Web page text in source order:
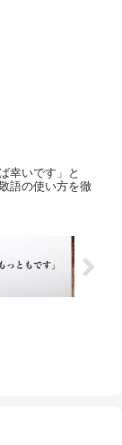
幸いです」と
語の使い方を徹